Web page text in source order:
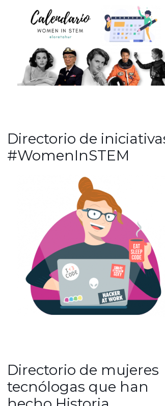
Directorio de
#WomenInSTEM
Directorio de mujeres
tecnólogas que han